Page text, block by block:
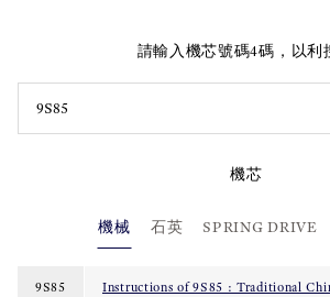
請輸入機芯號碼4碼，以利
機芯
機械 石英 SPRING DRIVE
9S85 Instructions of 9S85 : Traditional